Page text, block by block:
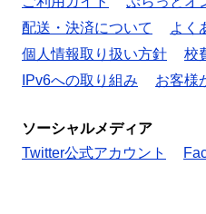
配送・決済について
よく
個人情報取り扱い方針
校
IPv6への取り組み
お客様
ソーシャルメディア
Twitter公式アカウント